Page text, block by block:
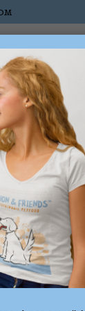
Sale Gift